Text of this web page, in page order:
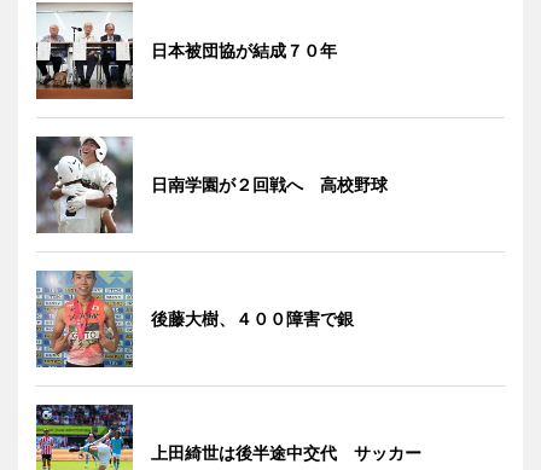
日本被団協が結成７０年
日南学園が２回戦へ 高校野球
後藤大樹、４００障害で銀
上田綺世は後半途中交代 サッカー